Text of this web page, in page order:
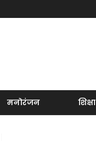
मनोरंजन शिक्षा